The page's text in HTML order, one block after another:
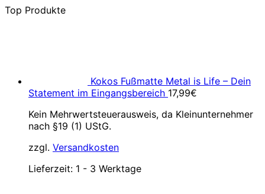
Top Produkte
Kokos Fußmatte Metal is Life – Dein
Statement im Eingangsbereich 17,99€
Kein Mehrwertsteuerausweis, da Kleinunternehmer
nach §19 (1) UStG.
zzgl. Versandkosten
Lieferzeit: 1 - 3 Werktage